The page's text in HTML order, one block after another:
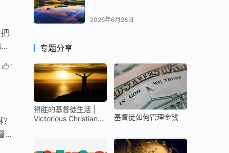
1
就
2026年6月28日
专题分享
得胜的基督徒生活 |
Victorious Christian
基督徒如何管理金钱